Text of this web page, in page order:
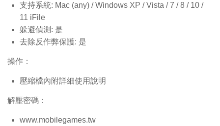
支持系統: Mac (any) / Windows XP / Vista / 7 / 8 / 10 /
11 iFile
躲避偵測: 是
去除反作弊保護: 是
操作：
壓縮檔內附詳細使用說明
解壓密碼：
www.mobilegames.tw